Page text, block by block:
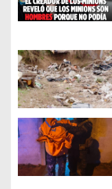
e
e
n
t
r
a